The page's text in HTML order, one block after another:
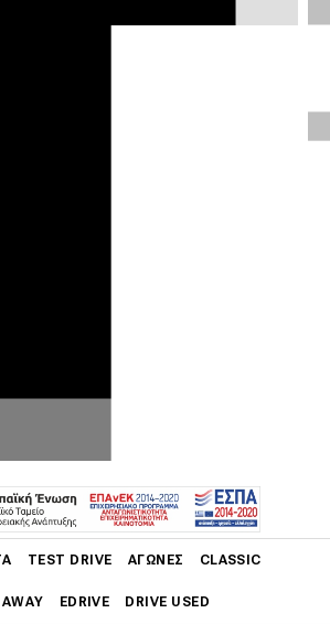
TEST DRIVE ΑΓΏΝΕΣ CLASSIC
EDRIVE DRIVE USED
του μοντέλου παραγωγής.
ΦΩΤΟΓΡΑΦΙΕΣ